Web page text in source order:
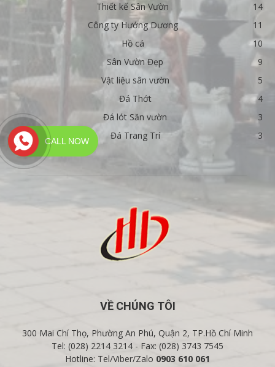
Thiết kế Sân Vườn
14
Công ty Hướng Dương
11
Hồ cá
10
Sân Vườn Đẹp
9
Vật liệu sân vườn
5
Đá Thớt
4
Đá lót Săn vườn
3
Đá Trang Trí
3
VỀ CHÚNG TÔI
300 Mai Chí Thọ, Phường An Phú, Quận 2, TP.Hồ Chí Minh
Tel: (028) 2214 3214 - Fax: (028) 3743 7545
Hotline: Tel/Viber/Zalo 0903 610 061
CALL NOW